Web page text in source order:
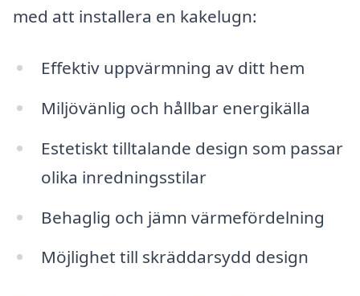
med att installera en kakelugn:
Effektiv uppvärmning av ditt hem
Miljövänlig och hållbar energikälla
Estetiskt tilltalande design som passar
olika inredningsstilar
Behaglig och jämn värmefördelning
Möjlighet till skräddarsydd design